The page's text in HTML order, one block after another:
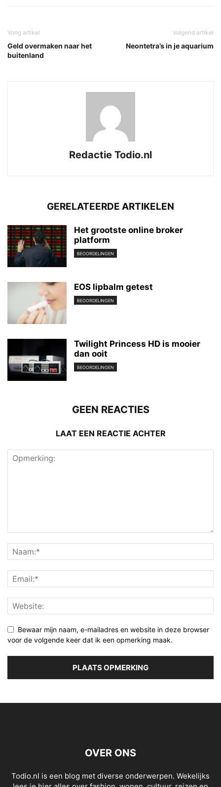
Vorig artikel
Geld overmaken naar het
buitenland
Volgend artikel
Neontetra’s in je aquarium
Redactie Todio.nl
GERELATEERDE ARTIKELEN
Het grootste online broker
platform
BEOORDELINGEN
EOS lipbalm getest
BEOORDELINGEN
Twilight Princess HD is mooier
dan ooit
BEOORDELINGEN
GEEN REACTIES
LAAT EEN REACTIE ACHTER
Bewaar mijn naam, e-mailadres en website in deze browser
voor de volgende keer dat ik een opmerking maak.
OVER ONS
Todio.nl is een blog met diverse onderwerpen. Wekelijks